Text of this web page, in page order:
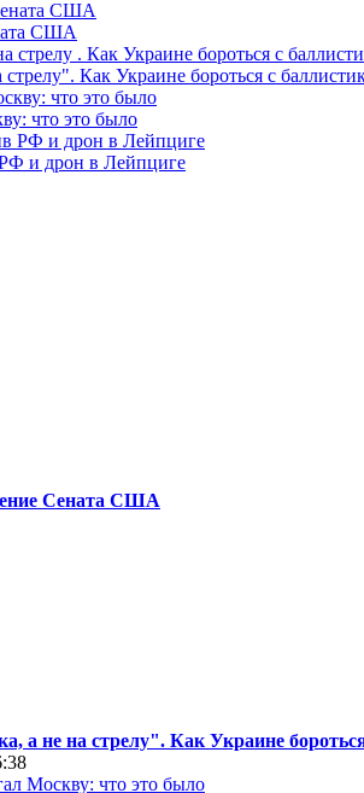
США
Как Украине бороться с
что это было
и дрон в Лейпциге
Сената США
а не на стрелу". Как Украине
Москву: что это было